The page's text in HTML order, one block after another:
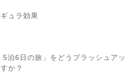
ュラ効果
泊6日の旅」をどうブラッシュアッ
か？